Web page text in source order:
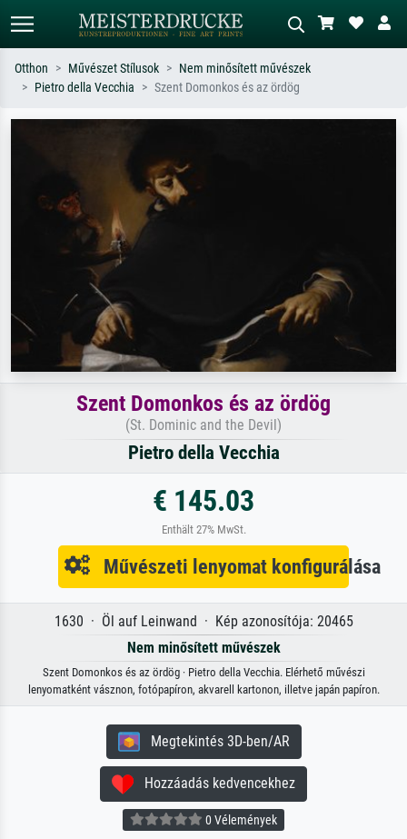
impresszionizmus, Hokusai-hullám,
Otthon Művészet Stílusok
Nem minősített művészek
Pietro della Vecchia
Szent Domonkos és az ördög
Szent Domonkos és az ördög
(St. Dominic and the Devil)
Pietro della Vecchia
€ 145.03
Enthält 27% MwSt.
Művészeti lenyomat konfigurálása
1630 · Öl auf Leinwand · Kép azonosítója: 20465
Nem minősített művészek
Szent Domonkos és az ördög · Pietro della Vecchia. Elérhető művészi
lenyomatként vásznon, fotópapíron, akvarell kartonon, illetve japán papíron.
Megtekintés 3D-ben/AR
Hozzáadás kedvencekhez
0 Vélemények